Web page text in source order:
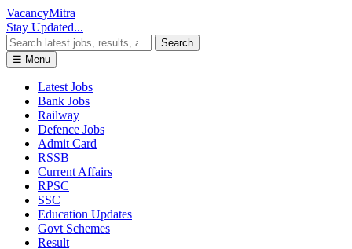
VacancyMitra
Stay Updated...
Search
☰ Menu
Latest Jobs
Bank Jobs
Railway
Defence Jobs
Admit Card
RSSB
Current Affairs
RPSC
SSC
Education Updates
Govt Schemes
Result